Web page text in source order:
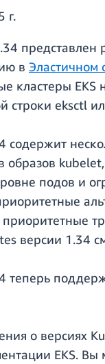
г.
в Эластичном
кластеры
строки eksctl
содержит
образов
подов и
приоритетные
версии 1.34
теперь
о версиях
EKS. Вы